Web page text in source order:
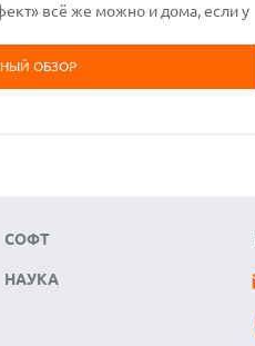
всё же можно и дома, если у
ОБЗОР
СОФТ
НАУКА